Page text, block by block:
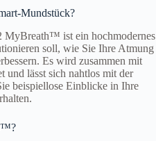
Mundstück?
MyBreath™ ist ein hochmodernes
soll, wie Sie Ihre Atmung
Es wird zusammen mit
und lässt sich nahtlos mit der
beispiellose Einblicke in Ihre